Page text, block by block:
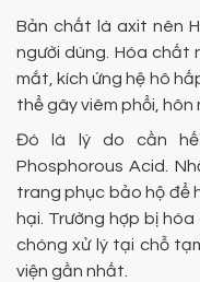
Bản chất là axit nên
người dùng. Hóa chất
mắt, kích ứng hệ hô
thể gây viêm phổi, hôn
Đó là lý do cần
Phosphorous Acid.
trang phục bảo hộ để
hại. Trường hợp bị
chóng xử lý tại chỗ
viện gần nhất.